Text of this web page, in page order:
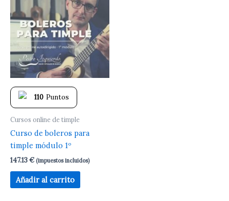
110 Puntos
Cursos online de timple
Curso de boleros para
timple módulo 1º
147.13€ (impuestos incluidos)
Añadir al carrito